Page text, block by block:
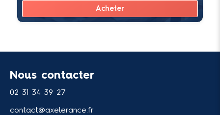
Acheter
Nous contacter
02 31 34 39 27
contact@axelerance.fr